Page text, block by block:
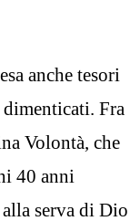
anche tesori
Fra
Volontà, che
40 anni
serva di Dio